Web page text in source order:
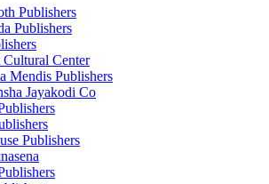
Publishers
Publishers
Center
Mendis Publishers
Jayakodi Co
Publishers